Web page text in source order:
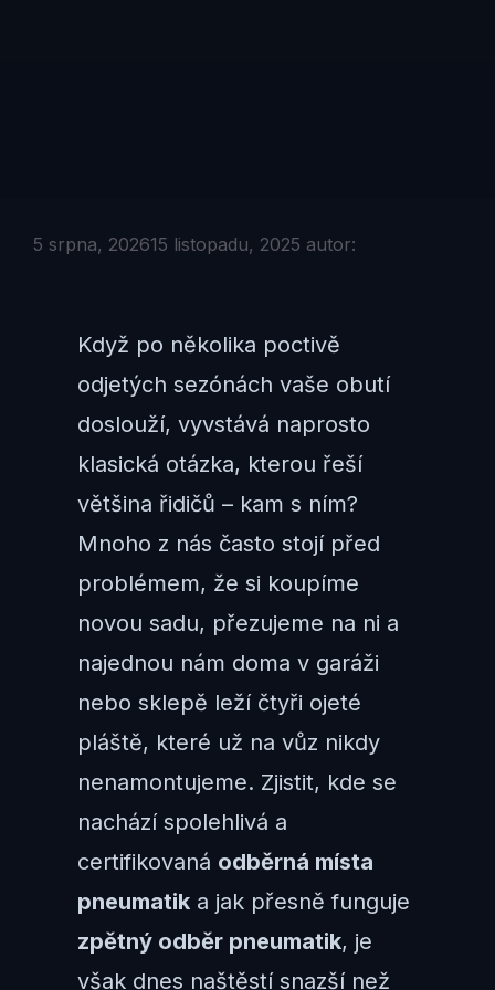
5 srpna, 202615 listopadu, 2025 autor:
Když po několika poctivě
odjetých sezónách vaše obutí
doslouží, vyvstává naprosto
klasická otázka, kterou řeší
většina řidičů – kam s ním?
Mnoho z nás často stojí před
problémem, že si koupíme
novou sadu, přezujeme na ni a
najednou nám doma v garáži
nebo sklepě leží čtyři ojeté
pláště, které už na vůz nikdy
nenamontujeme. Zjistit, kde se
nachází spolehlivá a
certifikovaná odběrná místa
pneumatik a jak přesně funguje
zpětný odběr pneumatik, je
však dnes naštěstí snazší než